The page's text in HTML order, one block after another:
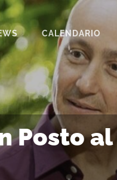
CALENDARIO
Posto al